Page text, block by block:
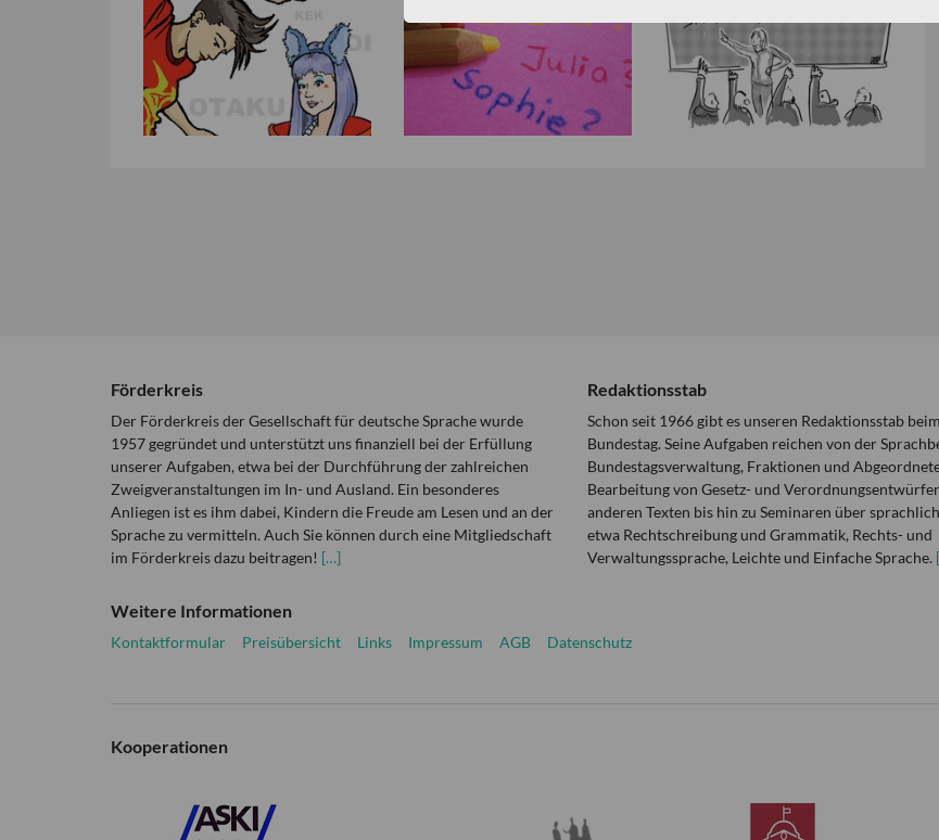
Förderkreis
Der Förderkreis der Gesellschaft für deutsche Sprache wurde
1957 gegründet und unterstützt uns finanziell bei der Erfüllung
unserer Aufgaben, etwa bei der Durchführung der zahlreichen
Zweigveranstaltungen im In- und Ausland. Ein besonderes
Anliegen ist es ihm dabei, Kindern die Freude am Lesen und an der
Sprache zu vermitteln. Auch Sie können durch eine Mitgliedschaft
im Förderkreis dazu beitragen! […]
Redaktionsstab
Schon seit 1966 gibt es unseren Redaktionsstab
Bundestag. Seine Aufgaben reichen von der
Bundestagsverwaltung, Fraktionen und
Bearbeitung von Gesetz- und
anderen Texten bis hin zu Seminaren über
etwa Rechtschreibung und Grammatik, Rechts- und
Verwaltungssprache, Leichte und Einfache Sprache.
Weitere Informationen
Kontaktformular Preisübersicht Links Impressum AGB Datenschutz
Kooperationen